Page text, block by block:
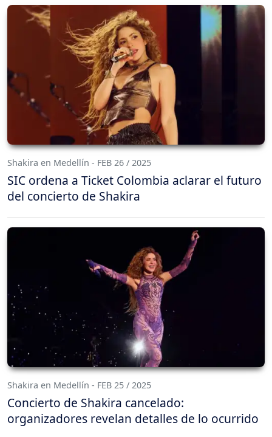
Shakira en Medellín - FEB 26 / 2025
SIC ordena a Ticket Colombia aclarar el futuro
del concierto de Shakira
Shakira en Medellín - FEB 25 / 2025
Concierto de Shakira cancelado:
organizadores revelan detalles de lo ocurrido